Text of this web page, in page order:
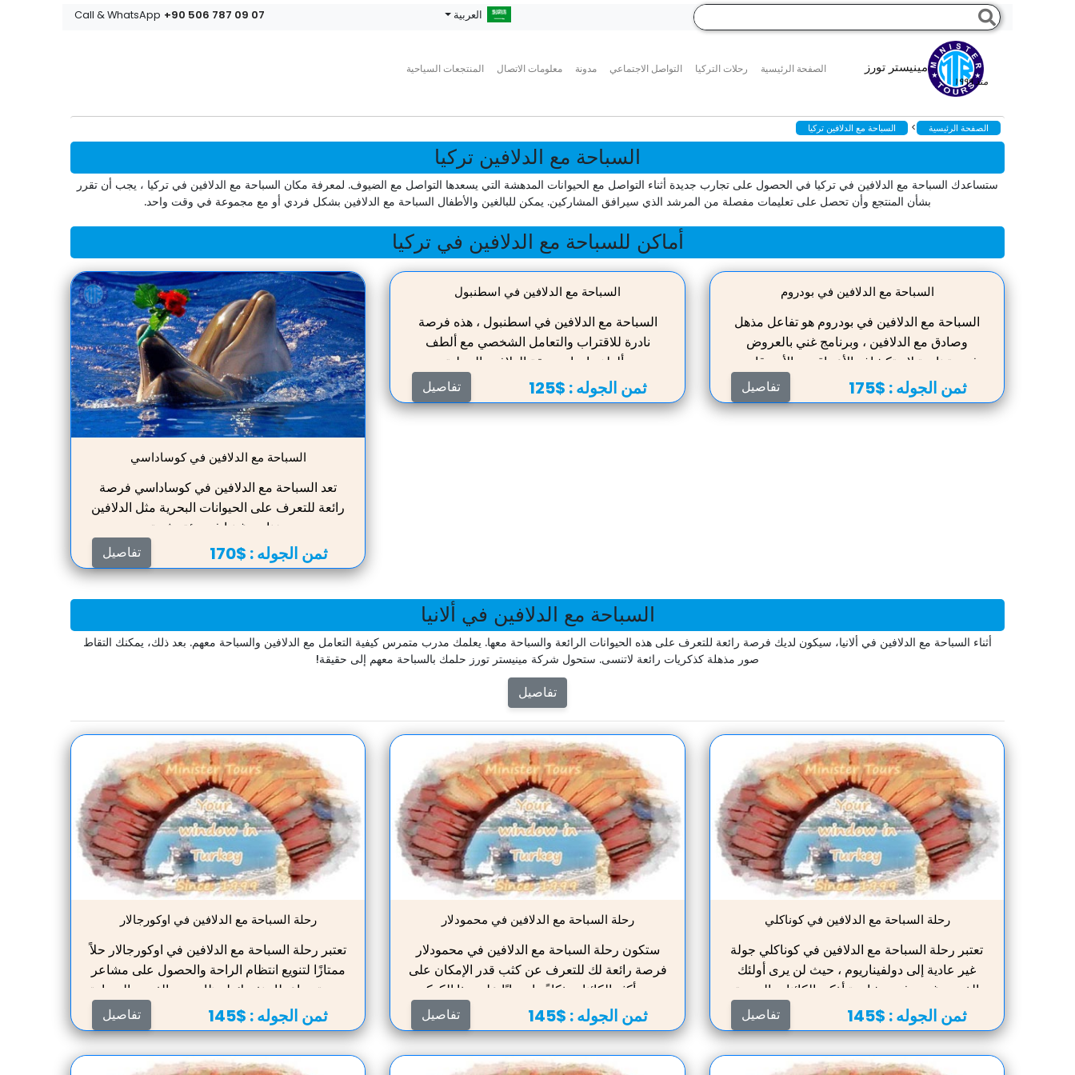
مينيستر تورز
منذ ١٩٩٩
الصفحة الرئيسية رحلات التركيا التواصل الاجتماعي مدونة معلومات الاتصال المنتجعات السياحية
العربية Call & WhatsApp +90 506 787 09 07
الصفحة الرئيسية > السباحة مع الدلافين تركيا
السباحة مع الدلافين تركيا
ستساعدك السباحة مع الدلافين في تركيا في الحصول على تجارب جديدة أثناء التواصل مع الحيوانات المدهشة التي يسعدها التواصل مع الضيوف. لمعرفة مكان السباحة مع الدلافين في تركيا ، يجب أن تقرر
بشأن المنتجع وأن تحصل على تعليمات مفصلة من المرشد الذي سيرافق المشاركين. يمكن للبالغين والأطفال السباحة مع الدلافين بشكل فردي أو مع مجموعة في وقت واحد.
أماكن للسباحة مع الدلافين في تركيا
السباحة مع الدلافين في بودروم
السباحة مع الدلافين في بودروم هو تفاعل مذهل
وصادق مع الدلافين ، وبرنامج غني بالعروض
وفرصة نادرة لاستكشاف الأعماق مع الأصدقاء من
البشر
ثمن الجوله : $175 تفاصيل
السباحة مع الدلافين في اسطنبول
السباحة مع الدلافين في اسطنبول ، هذه فرصة
نادرة للاقتراب والتعامل الشخصي مع ألطف
وألطف احياء حديقة الدلافين المحلية
ثمن الجوله : $125 تفاصيل
السباحة مع الدلافين في كوساداسي
تعد السباحة مع الدلافين في كوساداسي فرصة
رائعة للتعرف على الحيوانات البحرية مثل الدلافين
وخنازير غينيا في بيئة مثيرة.
ثمن الجوله : $170 تفاصيل
السباحة مع الدلافين في ألانيا
أثناء السباحة مع الدلافين في ألانيا، سيكون لديك فرصة رائعة للتعرف على هذه الحيوانات الرائعة والسباحة معها. يعلمك مدرب متمرس كيفية التعامل مع الدلافين والسباحة معهم. بعد ذلك، يمكنك التقاط
صور مذهلة كذكريات رائعة لاتنسى. ستحول شركة مينيستر تورز حلمك بالسباحة معهم إلى حقيقة!
تفاصيل
رحلة السباحة مع الدلافين في كوناكلي
تعتبر رحلة السباحة مع الدلافين في كوناكلي جولة
غير عادية إلى دولفيناريوم ، حيث لن يرى أولئك
الذين يرغبون في مشاهدة أذكى الكائنات البحرية
فحسب ، بل سيتمكنون أيضًا من التواصل واللعب
معهم. العلاج بالدلفين مفيد للصحة كما أثبت العلم.
الحيوانات الحنونة الجميلة ، وتمنحك الكثير من
ثمن الجوله : $145 تفاصيل
رحلة السباحة مع الدلافين في محمودلار
ستكون رحلة السباحة مع الدلافين في محمودلار
فرصة رائعة لك للتعرف عن كثب قدر الإمكان على
بعض أكثر الكائنات ذكاءً وإحسانًا على هذا الكوكب.
أثناء الرحلة إلى دولفيناريوم ، يمكنك أن تتفاعل
شخصيًا عن كثب مع الدلافين في المسبح تحت
المجاورة مباشرة للحياة البحرية ستجلب الفرح.
ثمن الجوله : $145 تفاصيل
رحلة السباحة مع الدلافين في اوكورجالار
تعتبر رحلة السباحة مع الدلافين في اوكورجالار حلاً
ممتازًا لتنويع انتظام الراحة والحصول على مشاعر
جديدة ، وإعطاء نفسك لحظات من الفرح والسعادة
، وجعل يومك. سوف يسعد الأطفال بشكل خاص
بالرحلة. لن تقتصر زيارة دولفيناريوم على التعرف
معهم شخصيًا ، واللعب في الماء بحضور مدرب ،
ثمن الجوله : $145 تفاصيل